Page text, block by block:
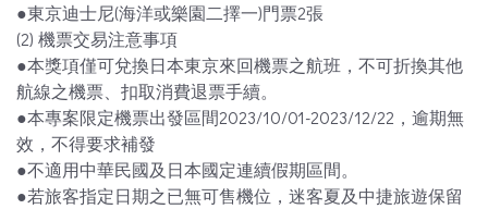
●東京迪士尼(海洋或樂園二擇一)門票2張
(2) 機票交易注意事項
●本獎項僅可兌換日本東京來回機票之航班，不可折換其他
航線之機票、扣取消費退票手續。
●本專案限定機票出發區間2023/10/01-2023/12/22，逾期無
效，不得要求補發
●不適用中華民國及日本國定連續假期區間。
●若旅客指定日期之已無可售機位，迷客夏及中捷旅遊保留